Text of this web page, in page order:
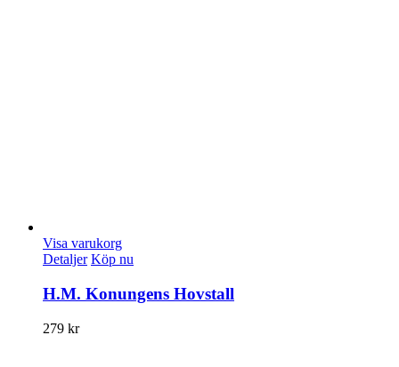
Visa varukorg
Detaljer Köp nu
H.M. Konungens Hovstall
279 kr